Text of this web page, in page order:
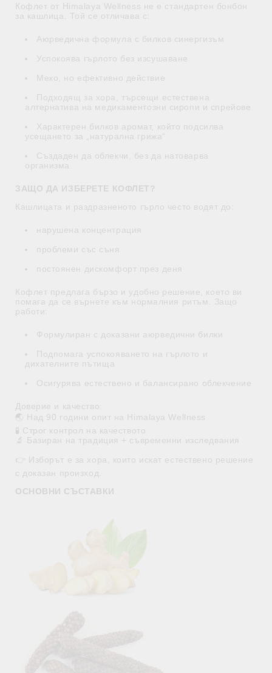
Кофлет от Himalaya Wellness не е стандартен бонбон
за кашлица. Той се отличава с:
Аюрведична формула с билков синергизъм
Успокоява гърлото без изсушаване
Меко, но ефективно действие
Подходящ за хора, търсещи естествена
алтернатива на медикаментозни сиропи и спрейове
Характерен билков аромат, който подсилва
усещането за „натурална грижа“
Създаден да облекчи, без да натоварва
организма.
ЗАЩО ДА ИЗБЕРЕТЕ КОФЛЕТ?
Кашлицата и раздразненото гърло често водят до:
нарушена концентрация
проблеми със съня
постоянен дискомфорт през деня
Кофлет предлага бързо и удобно решение, което ви
помага да се върнете към нормалния ритъм. Защо
работи:
Формулиран с доказани аюрведични билки
Подпомага успокояването на гърлото и
дихателните пътища
Осигурява естествено и балансирано облекчение
Доверие и качество:
🌏 Над 90 години опит на Himalaya Wellness
🧪 Строг контрол на качеството
🔬 Базиран на традиция + съвременни изследвания
👉 Изборът е за хора, които искат естествено решение
с доказан произход.
ОСНОВНИ СЪСТАВКИ